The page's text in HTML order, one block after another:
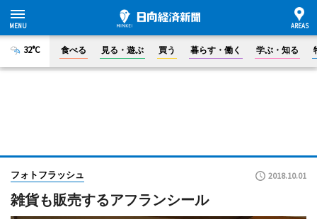
32°C 食べる 見る・遊ぶ 買う 暮らす・働く 学ぶ・知る
フォトフラッシュ 2018.10.01
雑貨も販売するアフランシール